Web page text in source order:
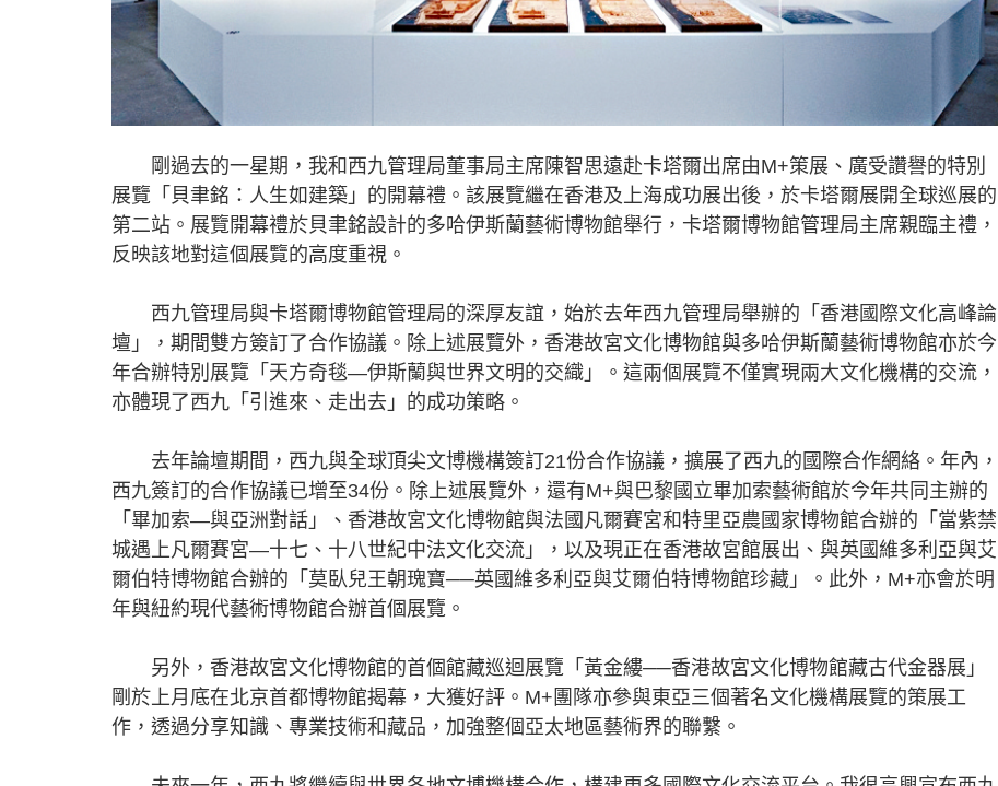
剛過去的一星期，我和西九管理局董事局主席陳智思遠赴卡塔爾出席由M+策展、廣受讚譽的特別
展覽「貝聿銘：人生如建築」的開幕禮。該展覽繼在香港及上海成功展出後，於卡塔爾展開全球巡展的
第二站。展覽開幕禮於貝聿銘設計的多哈伊斯蘭藝術博物館舉行，卡塔爾博物館管理局主席親臨主禮，
反映該地對這個展覽的高度重視。
西九管理局與卡塔爾博物館管理局的深厚友誼，始於去年西九管理局舉辦的「香港國際文化高峰論
壇」，期間雙方簽訂了合作協議。除上述展覽外，香港故宮文化博物館與多哈伊斯蘭藝術博物館亦於今
年合辦特別展覽「天方奇毯—伊斯蘭與世界文明的交織」。這兩個展覽不僅實現兩大文化機構的交流，
亦體現了西九「引進來、走出去」的成功策略。
去年論壇期間，西九與全球頂尖文博機構簽訂21份合作協議，擴展了西九的國際合作網絡。年內，
西九簽訂的合作協議已增至34份。除上述展覽外，還有M+與巴黎國立畢加索藝術館於今年共同主辦的
「畢加索—與亞洲對話」、香港故宮文化博物館與法國凡爾賽宮和特里亞農國家博物館合辦的「當紫禁
城遇上凡爾賽宮—十七、十八世紀中法文化交流」，以及現正在香港故宮館展出、與英國維多利亞與艾
爾伯特博物館合辦的「莫臥兒王朝瑰寶──英國維多利亞與艾爾伯特博物館珍藏」。此外，M+亦會於明
年與紐約現代藝術博物館合辦首個展覽。
另外，香港故宮文化博物館的首個館藏巡迴展覽「黃金縷──香港故宮文化博物館藏古代金器展」
剛於上月底在北京首都博物館揭幕，大獲好評。M+團隊亦參與東亞三個著名文化機構展覽的策展工
作，透過分享知識、專業技術和藏品，加強整個亞太地區藝術界的聯繫。